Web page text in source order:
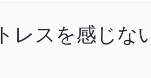
レスを感じな